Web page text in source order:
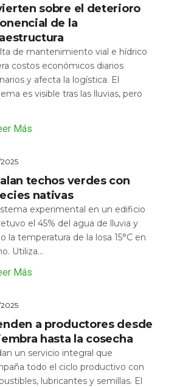
sobre el deterioro
de la
de mantenimiento vial e hídrico
costos económicos diarios
y afecta la logística. El
es visible tras las lluvias, pero
Más
2025
techos verdes con
nativas
experimental en un edificio
el 45% del agua de lluvia y
la temperatura de la losa 15°C en
Utiliza...
Más
2025
a productores desde
hasta la cosecha
un servicio integral que
todo el ciclo productivo con
lubricantes y semillas. El